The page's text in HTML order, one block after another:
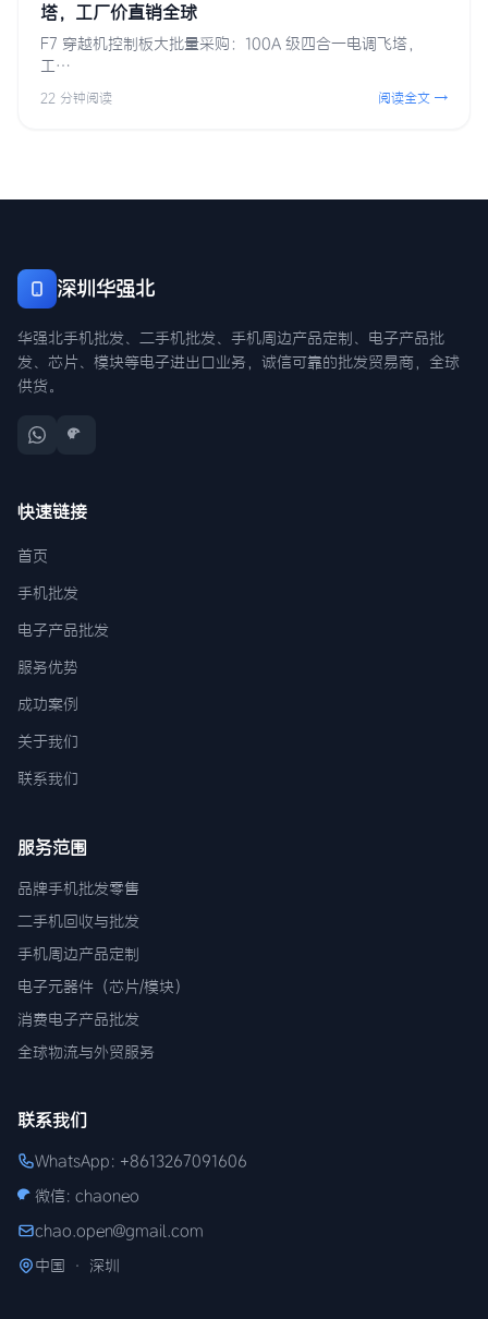
塔，工厂价直销全球
F7 穿越机控制板大批量采购：100A 级四合一电调飞塔，
工…
22 分钟阅读 阅读全文 →
深圳华强北
华强北手机批发、二手机批发、手机周边产品定制、电子产品批
发、芯片、模块等电子进出口业务，诚信可靠的批发贸易商，全球
供货。
快速链接
首页
手机批发
电子产品批发
服务优势
成功案例
关于我们
联系我们
服务范围
品牌手机批发零售
二手机回收与批发
手机周边产品定制
电子元器件（芯片/模块）
消费电子产品批发
全球物流与外贸服务
联系我们
WhatsApp: +8613267091606
微信: chaoneo
chao.open@gmail.com
中国 · 深圳